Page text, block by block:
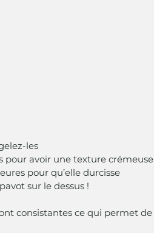
les
pour avoir une texture crémeuse
pour qu’elle durcisse
sur le dessus !
consistantes ce qui permet de